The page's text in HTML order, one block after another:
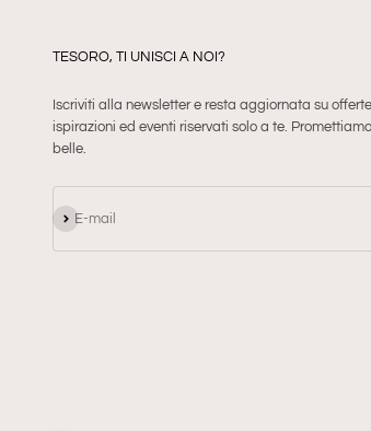
TESORO, TI UNISCI A NOI?
Iscriviti alla newsletter e resta aggiornata su
ispirazioni ed eventi riservati solo a te.
belle.
E-mail
Iscriviti alla newsletter